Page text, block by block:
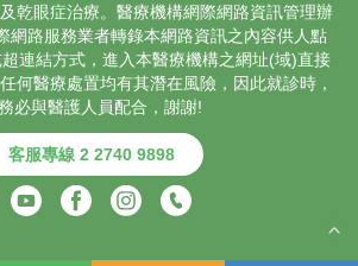
及乾眼症治療。醫療機構網際網路資訊管理辦
網路服務業者轉錄本網路資訊之內容供人點
連結方式，進入本醫療機構之網址(域)直接
何醫療處置均有其潛在風險，因此就診時，
必與醫護人員配合，謝謝!
客服專線 2 2740 9898